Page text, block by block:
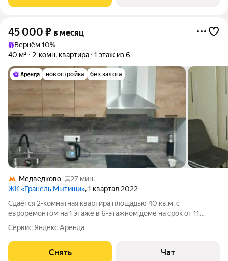
45 000 ₽ в месяц
Вернём 10%
40 м²
2-комн. квартира 1 этаж из 6
новостройка без залога
Медведково
27 мин.
ЖК «Гранель Мытищи», 1 квартал 2022
Сдаётся 2-комнатная квартира площадью 40 кв.м. с
евроремонтом на 1 этаже в 6-этажном доме на срок от 11
месяцев. Из техники есть: Духовой шкаф Стиральная машина
Холодильник Дом - панельный, окна выходят во двор. Во дворе
есть бесплатная парковка.
Сервис Яндекс Аренда
Снять Чат